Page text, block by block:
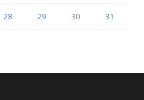
28 29 30
31